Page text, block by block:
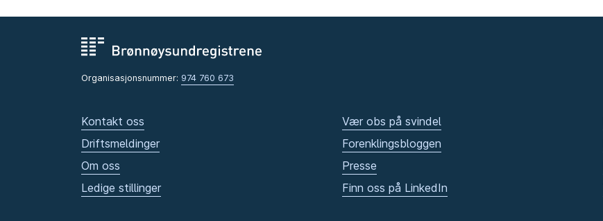
Organisasjonsnummer: 974 760 673
Kontakt oss
Driftsmeldinger
Om oss
Ledige stillinger
Vær obs på svindel
Forenklingsbloggen
Presse
Finn oss på LinkedIn